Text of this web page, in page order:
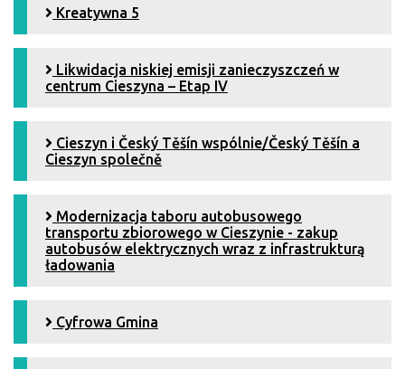
Kreatywna 5
Likwidacja niskiej emisji zanieczyszczeń w
centrum Cieszyna – Etap IV
Cieszyn i Český Těšín wspólnie/Český Těšín a
Cieszyn společně
Modernizacja taboru autobusowego
transportu zbiorowego w Cieszynie - zakup
autobusów elektrycznych wraz z infrastrukturą
ładowania
Cyfrowa Gmina